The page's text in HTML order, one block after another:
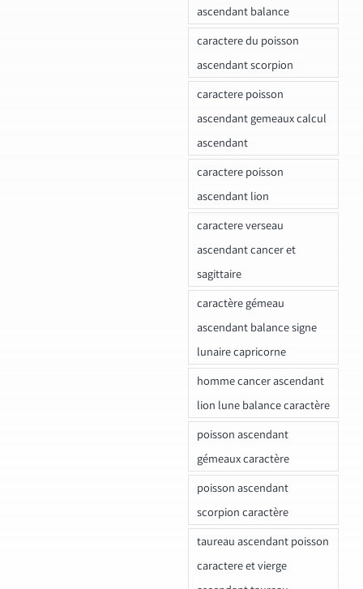
ascendant balance
caractere du poisson
ascendant scorpion
caractere poisson
ascendant gemeaux calcul
ascendant
caractere poisson
ascendant lion
caractere verseau
ascendant cancer et
sagittaire
caractère gémeau
ascendant balance signe
lunaire capricorne
homme cancer ascendant
lion lune balance caractère
poisson ascendant
gémeaux caractère
poisson ascendant
scorpion caractère
taureau ascendant poisson
caractere et vierge